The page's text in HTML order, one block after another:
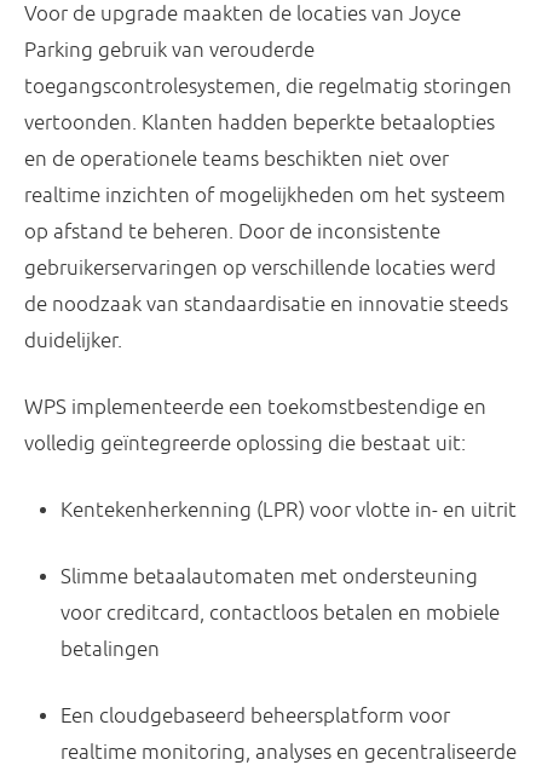
Voor de upgrade maakten de locaties van Joyce
Parking gebruik van verouderde
toegangscontrolesystemen, die regelmatig storingen
vertoonden. Klanten hadden beperkte betaalopties
en de operationele teams beschikten niet over
realtime inzichten of mogelijkheden om het systeem
op afstand te beheren. Door de inconsistente
gebruikerservaringen op verschillende locaties werd
de noodzaak van standaardisatie en innovatie steeds
duidelijker.
WPS implementeerde een toekomstbestendige en
volledig geïntegreerde oplossing die bestaat uit:
Kentekenherkenning (LPR) voor vlotte in- en uitrit
Slimme betaalautomaten met ondersteuning
voor creditcard, contactloos betalen en mobiele
betalingen
Een cloudgebaseerd beheersplatform voor
realtime monitoring, analyses en gecentraliseerde